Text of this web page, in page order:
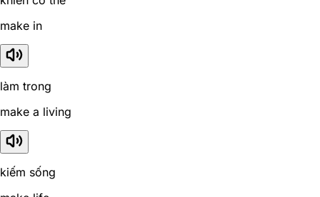
make in
làm trong
make a living
kiếm sống